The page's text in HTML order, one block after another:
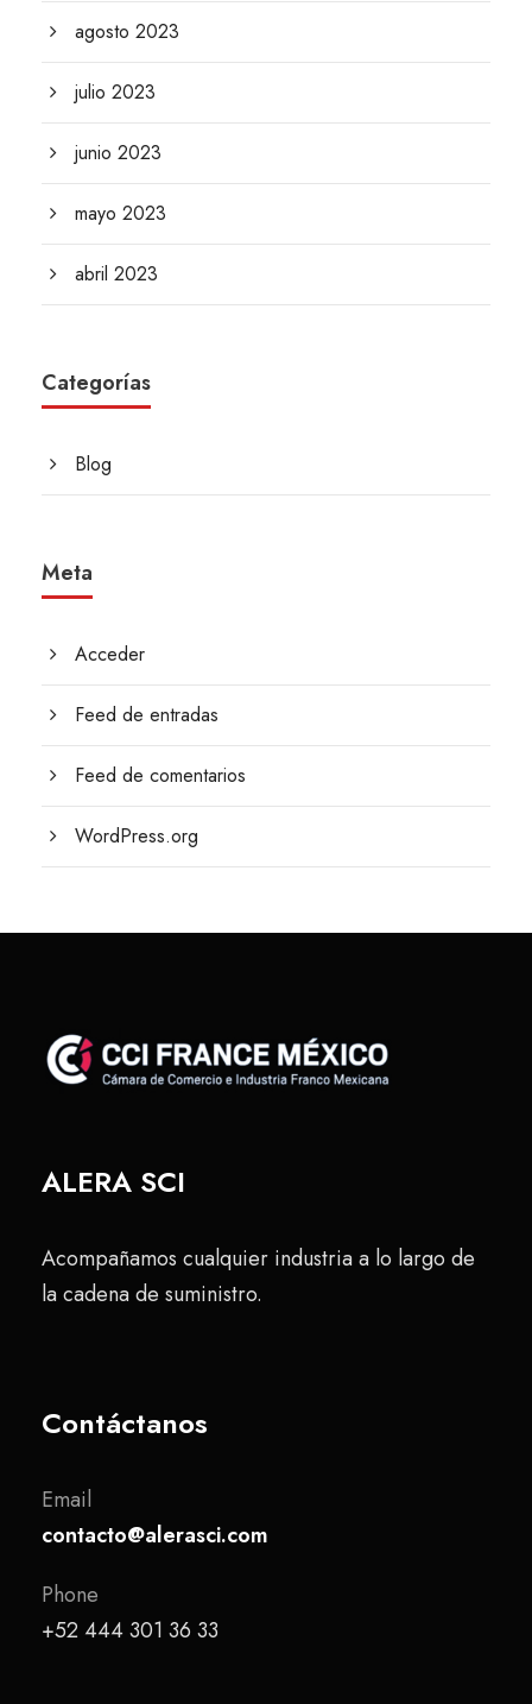
agosto 2023
julio 2023
junio 2023
mayo 2023
abril 2023
Categorías
Blog
Meta
Acceder
Feed de entradas
Feed de comentarios
WordPress.org
ALERA SCI
Acompañamos cualquier industria a lo largo de
la cadena de suministro.
Contáctanos
Email
contacto@alerasci.com
Phone
+52 444 301 36 33